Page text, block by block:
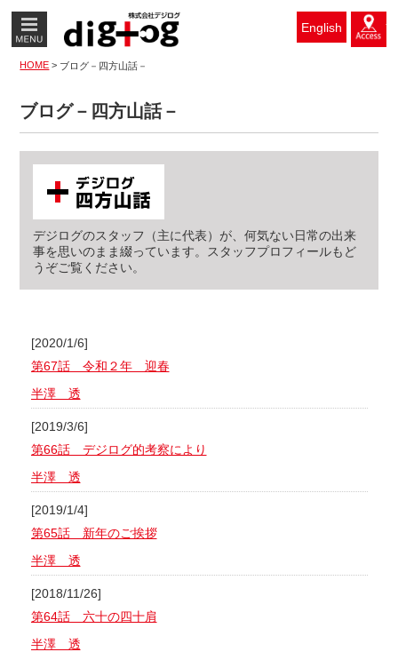
MENU
English
HOME > ブログ－四方山話－
ブログ－四方山話－
デジログのスタッフ（主に代表）が、何気ない日常の出来
事を思いのまま綴っています。スタッフプロフィールもど
うぞご覧ください。
[2020/1/6]
第67話 令和２年 迎春
半澤 透
[2019/3/6]
第66話 デジログ的考察により
半澤 透
[2019/1/4]
第65話 新年のご挨拶
半澤 透
[2018/11/26]
第64話 六十の四十肩
半澤 透